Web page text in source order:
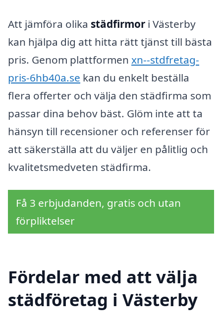
Att jämföra olika städfirmor i Västerby
kan hjälpa dig att hitta rätt tjänst till bästa
pris. Genom plattformen xn--stdfretag-
pris-6hb40a.se kan du enkelt beställa
flera offerter och välja den städfirma som
passar dina behov bäst. Glöm inte att ta
hänsyn till recensioner och referenser för
att säkerställa att du väljer en pålitlig och
kvalitetsmedveten städfirma.
Få 3 erbjudanden, gratis och utan
förpliktelser
Fördelar med att välja
städföretag i Västerby